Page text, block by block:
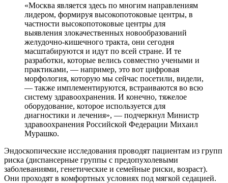
«Москва является здесь по многим направлениям
лидером, формируя высокопотоковые центры, в
частности высокопотоковые центры для
выявления злокачественных новообразований
желудочно-кишечного тракта, они сегодня
масштабируются и идут по всей стране. И те
разработки, которые велись совместно учеными и
практиками, — например, это вот цифровая
морфология, которую мы сейчас посетили, видели,
— также имплементируются, встраиваются во всю
систему здравоохранения. И конечно, тяжелое
оборудование, которое используется для
диагностики и лечения», — подчеркнул Министр
здравоохранения Российской Федерации Михаил
Мурашко.
Эндоскопические исследования проводят пациентам из групп
риска (диспансерные группы с предопухолевыми
заболеваниями, генетические и семейные риски, возраст).
Они проходят в комфортных условиях под мягкой седацией.